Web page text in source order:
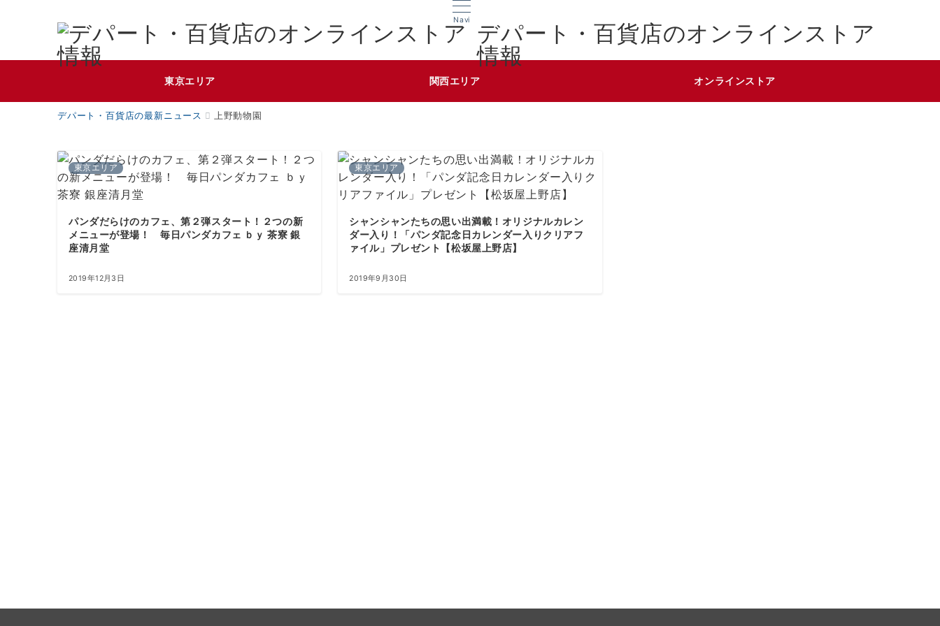
Navi
デパート・百貨店のオンラインストア
情報
東京エリア 関西エリア オンラインストア
デパート・百貨店の最新ニュース 上野動物園
東京エリア
パンダだらけのカフェ、第２弾スタート！２つの新
メニューが登場！ 毎日パンダカフェ ｂｙ 茶寮 銀
座清月堂
2019年12月3日
東京エリア
シャンシャンたちの思い出満載！オリジナルカレン
ダー入り！「パンダ記念日カレンダー入りクリアフ
ァイル」プレゼント【松坂屋上野店】
2019年9月30日